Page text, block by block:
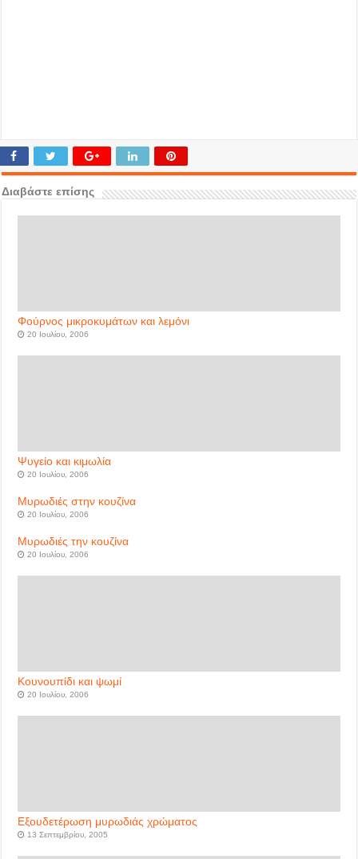
Διαβάστε επίσης
Φούρνος μικροκυμάτων και λεμόνι
20 Ιουλίου, 2006
Ψυγείο και κιμωλία
20 Ιουλίου, 2006
Μυρωδιές στην κουζίνα
20 Ιουλίου, 2006
Μυρωδιές την κουζίνα
20 Ιουλίου, 2006
Κουνουπίδι και ψωμί
20 Ιουλίου, 2006
Εξουδετέρωση μυρωδιάς χρώματος
13 Σεπτεμβρίου, 2005